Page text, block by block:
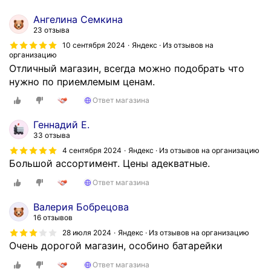
н
е
в
о
д
н
ю
д
в
е
р
.
Ц
е
н
ы
Ангелина Семкина
23 отзыва
10 сентября 2024
Яндекс · Из отзывов на
организацию
Отличный магазин, всегда можно подобрать что
нужно по приемлемым ценам.
Ответ магазина
Геннадий Е.
33 отзыва
4 сентября 2024
Яндекс · Из отзывов на организацию
Большой ассортимент. Цены адекватные.
Ответ магазина
Валерия Бобрецова
16 отзывов
28 июля 2024
Яндекс · Из отзывов на организацию
Очень дорогой магазин, особино батарейки
Ответ магазина